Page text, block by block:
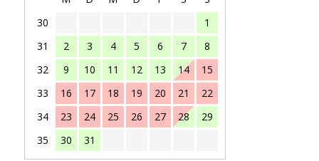
30
1
31
2 3 4 5 6 7
8
32
9 10 11 12 13 14
15
33
16 17 18 19 20 21
22
34
23 24 25 26 27 28
29
35
30 31